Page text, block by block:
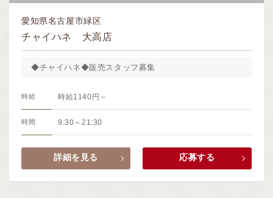
愛知県名古屋市緑区
チャイハネ 大高店
◆チャイハネ◆販売スタッフ募集
時給 時給1140円～
時間 9:30～21:30
詳細を見る 応募する